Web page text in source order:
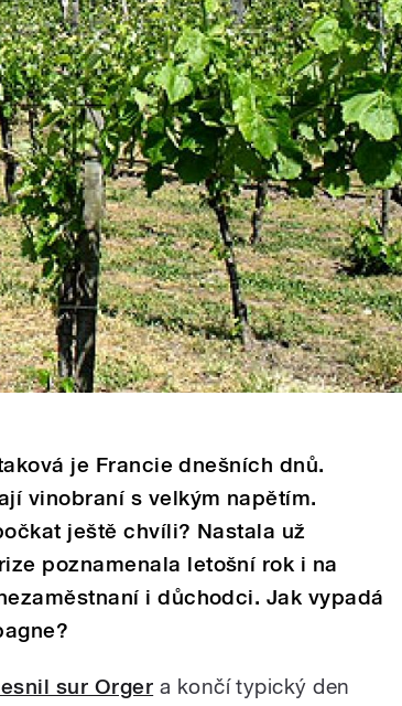
je Francie dnešních dnů.
vinobraní s velkým napětím.
ještě chvíli? Nastala už
poznamenala letošní rok i na
i důchodci. Jak vypadá
sur Orger a končí typický den